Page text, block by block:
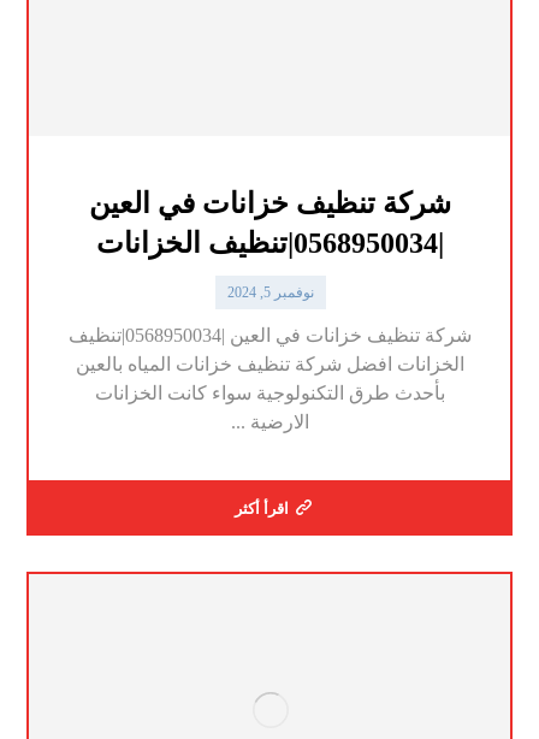
شركة تنظيف خزانات في العين
|0568950034|تنظيف الخزانات
نوفمبر 5, 2024
شركة تنظيف خزانات في العين |0568950034|تنظيف
الخزانات افضل شركة تنظيف خزانات المياه بالعين
بأحدث طرق التكنولوجية سواء كانت الخزانات
الارضية ...
اقرأ أكثر